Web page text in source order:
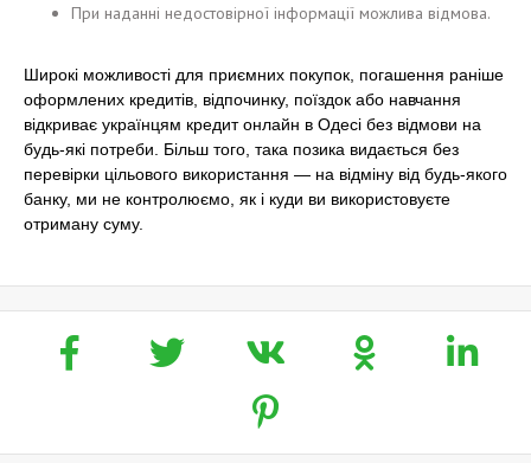
При наданні недостовірної інформації можлива відмова.
Широкі можливості для приємних покупок, погашення раніше
оформлених кредитів, відпочинку, поїздок або навчання
відкриває українцям кредит онлайн в Одесі без відмови на
будь-які потреби. Більш того, така позика видається без
перевірки цільового використання — на відміну від будь-якого
банку, ми не контролюємо, як і куди ви використовуєте
отриману суму.